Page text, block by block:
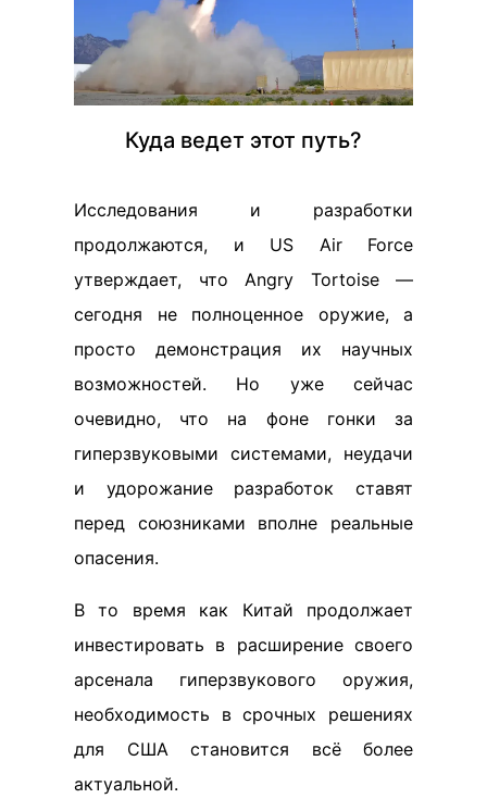
Куда ведет этот путь?
Исследования и разработки
продолжаются, и US Air Force
утверждает, что Angry Tortoise —
сегодня не полноценное оружие, а
просто демонстрация их научных
возможностей. Но уже сейчас
очевидно, что на фоне гонки за
гиперзвуковыми системами, неудачи
и удорожание разработок ставят
перед союзниками вполне реальные
опасения.
В то время как Китай продолжает
инвестировать в расширение своего
арсенала гиперзвукового оружия,
необходимость в срочных решениях
для США становится всё более
актуальной.